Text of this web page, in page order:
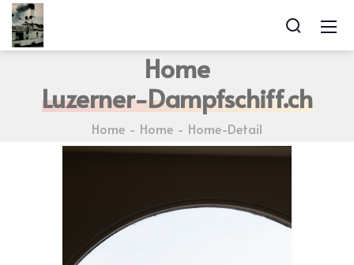
Home
Luzerner-Dampfschiff.ch
Home Home Home-Detail